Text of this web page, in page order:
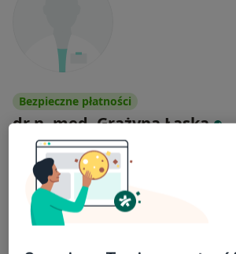
Bezpieczne płatności
dr n. med. Grażyna Łaska
Chirurg naczyniowy, Chirurg
35 opinii
Adres 1 Adres 2